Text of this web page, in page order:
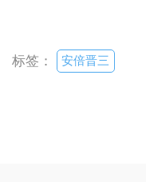
标签： 安倍晋三